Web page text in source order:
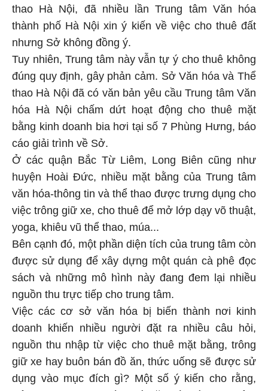
thao Hà Nội, đã nhiều lần Trung tâm Văn hóa
thành phố Hà Nội xin ý kiến về việc cho thuê đất
nhưng Sở không đồng ý.
Tuy nhiên, Trung tâm này vẫn tự ý cho thuê không
đúng quy định, gây phản cảm. Sở Văn hóa và Thể
thao Hà Nội đã có văn bản yêu cầu Trung tâm Văn
hóa Hà Nội chấm dứt hoạt động cho thuê mặt
bằng kinh doanh bia hơi tại số 7 Phùng Hưng, báo
cáo giải trình về Sở.
Ở các quận Bắc Từ Liêm, Long Biên cũng như
huyện Hoài Đức, nhiều mặt bằng của Trung tâm
văn hóa-thông tin và thể thao được trưng dụng cho
việc trông giữ xe, cho thuê để mở lớp dạy võ thuật,
yoga, khiêu vũ thể thao, múa...
Bên cạnh đó, một phần diện tích của trung tâm còn
được sử dụng để xây dựng một quán cà phê đọc
sách và những mô hình này đang đem lại nhiều
nguồn thu trực tiếp cho trung tâm.
Việc các cơ sở văn hóa bị biến thành nơi kinh
doanh khiến nhiều người đặt ra nhiều câu hỏi,
nguồn thu nhập từ việc cho thuê mặt bằng, trông
giữ xe hay buôn bán đồ ăn, thức uống sẽ được sử
dụng vào mục đích gì? Một số ý kiến cho rằng,